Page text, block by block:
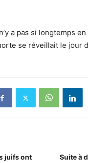
a pas si longtemps
se réveillait le jour
juifs ont
Suite à